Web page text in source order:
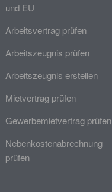
und EU
Arbeitsvertrag prüfen
Arbeitszeugnis prüfen
Arbeitszeugnis erstellen
Mietvertrag prüfen
Gewerbemietvertrag prüfen
Nebenkostenabrechnung
prüfen